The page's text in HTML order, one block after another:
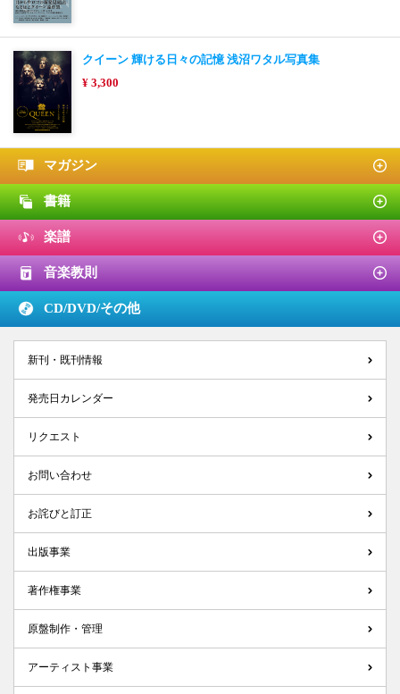
クイーン 輝ける日々の記憶 浅沼ワタル写真集
¥ 3,300
マガジン
書籍
楽譜
音楽教則
CD/DVD/その他
新刊・既刊情報
発売日カレンダー
リクエスト
お問い合わせ
お詫びと訂正
出版事業
著作権事業
原盤制作・管理
アーティスト事業